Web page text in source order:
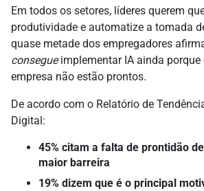
Em todos os setores, líderes querem
produtividade e automatize a tomada
quase metade dos empregadores
consegueimplementar IA ainda porque
empresa não estão prontos.
De acordo com o Relatório de
Digital:
45% citam a falta de prontidão
maior barreira
19% dizem que é o principal